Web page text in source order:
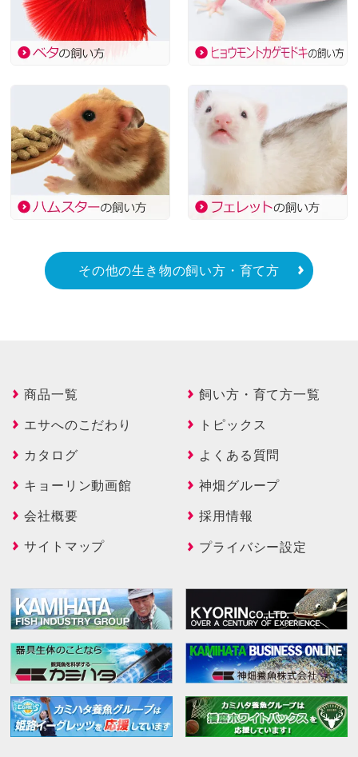
その他の生き物の飼い方・育て方
商品一覧
飼い方・育て方一覧
エサへのこだわり
トピックス
カタログ
よくある質問
キョーリン動画館
神畑グループ
会社概要
採用情報
サイトマップ
プライバシー設定